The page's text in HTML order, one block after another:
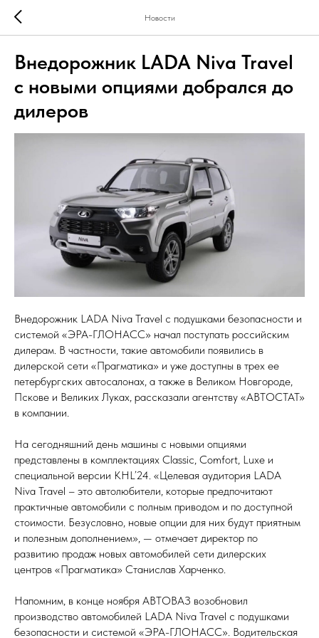
Новости
Внедорожник LADA Niva Travel
с новыми опциями добрался до
дилеров
Внедорожник LADA Niva Travel с подушками безопасности и
системой «ЭРА-ГЛОНАСС» начал поступать российским
дилерам. В частности, такие автомобили появились в
дилерской сети «Прагматика» и уже доступны в трех ее
петербургских автосалонах, а также в Великом Новгороде,
Пскове и Великих Луках, рассказали агентству «АВТОСТАТ»
в компании.
На сегодняшний день машины с новыми опциями
представлены в комплектациях Classic, Comfort, Luxe и
специальной версии KHL’24. «Целевая аудитория LADA
Niva Travel – это автолюбители, которые предпочитают
практичные автомобили с полным приводом и по доступной
стоимости. Безусловно, новые опции для них будут приятным
и полезным дополнением», — отмечает директор по
развитию продаж новых автомобилей сети дилерских
центров «Прагматика» Станислав Харченко.
Напомним, в конце ноября АВТОВАЗ возобновил
производство автомобилей LADA Niva Travel с подушками
безопасности и системой «ЭРА-ГЛОНАСС». Водительская